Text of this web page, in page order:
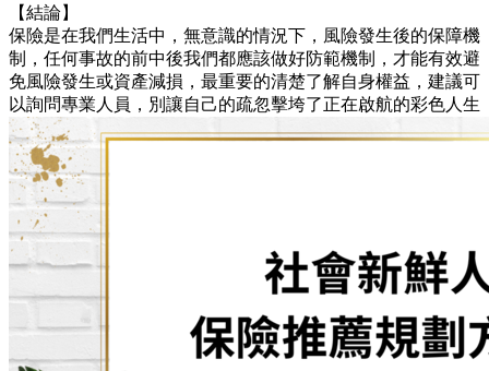
【結論】
保險是在我們生活中，無意識的情況下，風險發生後的保障機
制，任何事故的前中後我們都應該做好防範機制，才能有效避
免風險發生或資產減損，最重要的清楚了解自身權益，建議可
以詢問專業人員，別讓自己的疏忽擊垮了正在啟航的彩色人生